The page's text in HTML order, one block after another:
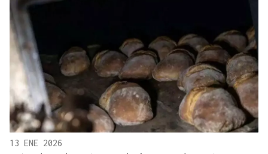
13 ENE 2026